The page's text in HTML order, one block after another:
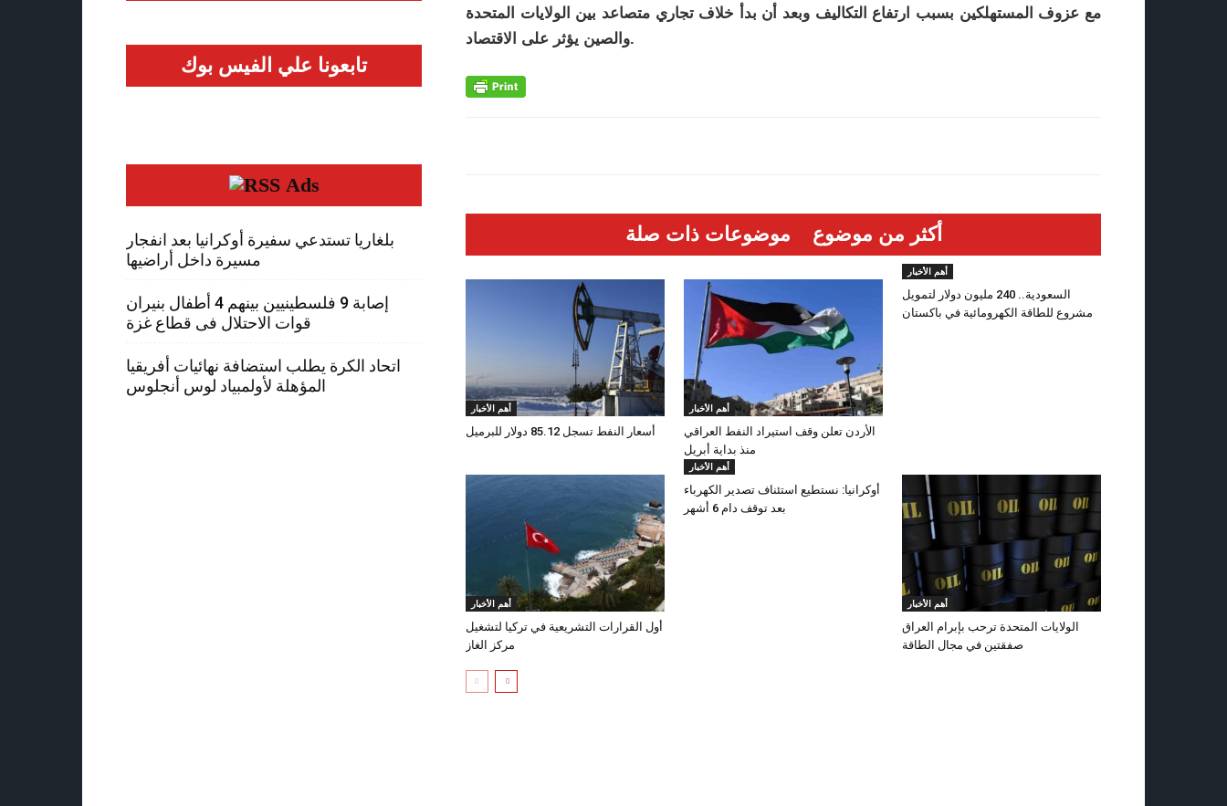
مع عزوف المستهلكين بسبب ارتفاع التكاليف وبعد أن بدأ خلاف تجاري متصاعد بين الولايات المتحدة
والصين يؤثر على الاقتصاد.
موضوعات ذات صلة أكثر من موضوع
أهم الأخبار
أسعار النفط تسجل 85.12 دولار للبرميل
أهم الأخبار
الأردن تعلن وقف استيراد النفط العراقي
منذ بداية أبريل
أهم الأخبار
السعودية.. 240 مليون دولار لتمويل
مشروع للطاقة الكهرومائية في باكستان
أهم الأخبار
أول القرارات التشريعية في تركيا لتشغيل
مركز الغاز
أهم الأخبار
أوكرانيا: نستطيع استئناف تصدير الكهرباء
بعد توقف دام 6 أشهر
أهم الأخبار
الولايات المتحدة ترحب بإبرام العراق
صفقتين في مجال الطاقة
تابعونا علي الفيس بوك
Ads
بلغاريا تستدعي سفيرة أوكرانيا بعد انفجار
مسيرة داخل أراضيها
إصابة 9 فلسطينيين بينهم 4 أطفال بنيران
قوات الاحتلال فى قطاع غزة
اتحاد الكرة يطلب استضافة نهائيات أفريقيا
المؤهلة لأولمبياد لوس أنجلوس